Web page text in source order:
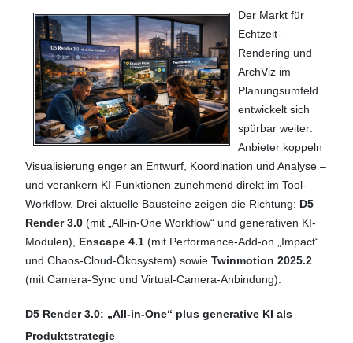
Der Markt für
Echtzeit-
Rendering und
ArchViz im
Planungsumfeld
entwickelt sich
spürbar weiter:
Anbieter koppeln
Visualisierung enger an Entwurf, Koordination und Analyse –
und verankern KI-Funktionen zunehmend direkt im Tool-
Workflow. Drei aktuelle Bausteine zeigen die Richtung: D5
Render 3.0 (mit „All-in-One Workflow“ und generativen KI-
Modulen), Enscape 4.1 (mit Performance-Add-on „Impact“
und Chaos-Cloud-Ökosystem) sowie Twinmotion 2025.2
(mit Camera-Sync und Virtual-Camera-Anbindung).
D5 Render 3.0: „All-in-One“ plus generative KI als
Produktstrategie